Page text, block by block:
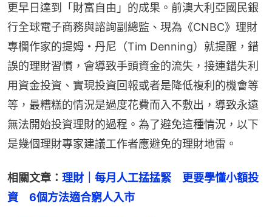
更早日達到「財富自由」的成果。前澳大利亞國民銀
行全球電子商務與諮詢副總監、現為《CNBC》理財
專欄作家的提姆・丹尼（Tim Denning）就提醒，錯
誤的理財習慣，會導致手頭資金的流失，接連錯失利
用資金投資、實現投資回報或者是降低複利的機會等
等，最糟糕的情況是過度花費而入不敷出，導致永遠
無法開始投資理財的過程。為了避免這種情況，以下
是幾個理財專家建議工作者應避免的理財地雷。
相關文章： 理財｜每月人工掹掹緊　更要學懂小額投
資　6個方法適合窮人入市